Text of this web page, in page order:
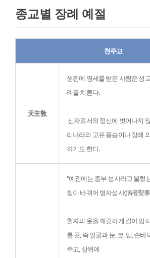
종교별 장례 예절
천주교
天主敎
생전에 영세를 받은 사람은 성
례를 치른다.
리나라의 고유 풍습이나 장례
하기도 한다.
"예전에는 종부 성사라고 불렀
칭이 바뀌어 병자성사(病者聖
환자의 옷을 깨끗하게 갈아 입
를 곳, 즉 얼굴과 눈, 코, 입, 손바
주고, 상위에